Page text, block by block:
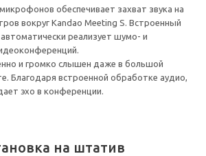
обеспечивает захват звука на
вокруг Kandao Meeting S. Встроенный
реализует шумо- и
и громко слышен даже в большой
Благодаря встроенной обработке аудио,
эхо в конференции.
на штатив